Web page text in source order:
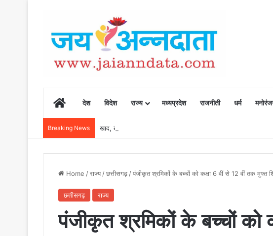
Homeदेश विदेश राज्य मध्यप्रदेश राजनीती धर्म
Breaking News खाद, बीज और उर्वरकों की समय पर उपलब्धता से किसानों में उत्साह, नैनो
Home /राज्य/छत्तीसगढ़/पंजीकृत श्रमिकों के बच्चों को कक्षा 6 वीं से 12 वीं तक मुफ्त
छत्तीसगढ़ राज्य
पंजीकृत श्रमिकों के बच्चों को